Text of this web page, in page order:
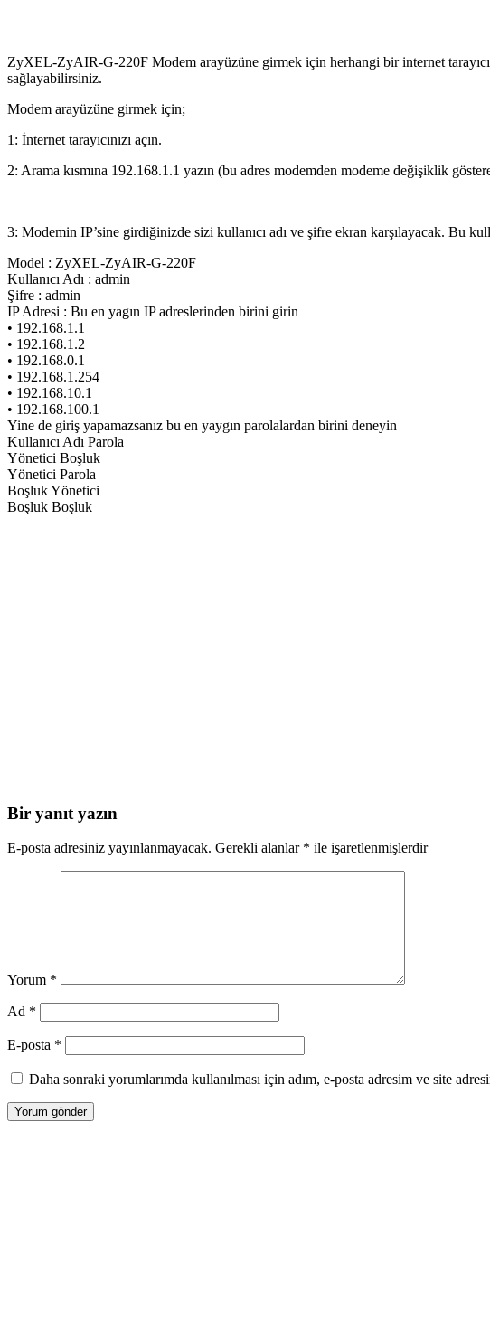
ZyXEL-ZyAIR-G-220F Modem arayüzüne girmek için herhangi bir internet
sağlayabilirsiniz.
Modem arayüzüne girmek için;
1: İnternet tarayıcınızı açın.
2: Arama kısmına 192.168.1.1 yazın (bu adres modemden modeme değişiklik
3: Modemin IP’sine girdiğinizde sizi kullanıcı adı ve şifre ekran karşılayacak. Bu
Model : ZyXEL-ZyAIR-G-220F
Kullanıcı Adı : admin
Şifre : admin
IP Adresi : Bu en yagın IP adreslerinden birini girin
• 192.168.1.1
• 192.168.1.2
• 192.168.0.1
• 192.168.1.254
• 192.168.10.1
• 192.168.100.1
Yine de giriş yapamazsanız bu en yaygın parolalardan birini deneyin
Kullanıcı Adı Parola
Yönetici Boşluk
Yönetici Parola
Boşluk Yönetici
Boşluk Boşluk
Bir yanıt yazın
E-posta adresiniz yayınlanmayacak. Gerekli alanlar * ile işaretlenmişlerdir
Yorum *
Ad *
E-posta *
Daha sonraki yorumlarımda kullanılması için adım, e-posta adresim ve site